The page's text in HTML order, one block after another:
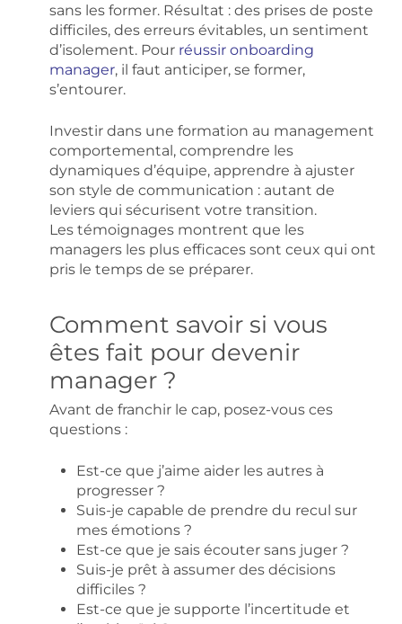
sans les former. Résultat : des prises de poste
difficiles, des erreurs évitables, un sentiment
d’isolement. Pour réussir onboarding
manager, il faut anticiper, se former,
s’entourer.
Investir dans une formation au management
comportemental, comprendre les
dynamiques d’équipe, apprendre à ajuster
son style de communication : autant de
leviers qui sécurisent votre transition.
Les témoignages montrent que les
managers les plus efficaces sont ceux qui ont
pris le temps de se préparer.
Comment savoir si vous
êtes fait pour devenir
manager ?
Avant de franchir le cap, posez-vous ces
questions :
Est-ce que j’aime aider les autres à
progresser ?
Suis-je capable de prendre du recul sur
mes émotions ?
Est-ce que je sais écouter sans juger ?
Suis-je prêt à assumer des décisions
difficiles ?
Est-ce que je supporte l’incertitude et